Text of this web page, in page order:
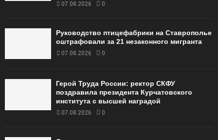
07.08.2026 0
Руководство птицефабрики на Ставрополье
оштрафовали за 21 незаконного мигранта
07.08.2026 0
Герой Труда России: ректор СКФУ
поздравила президента Курчатовского
института с высшей наградой
07.08.2026 0